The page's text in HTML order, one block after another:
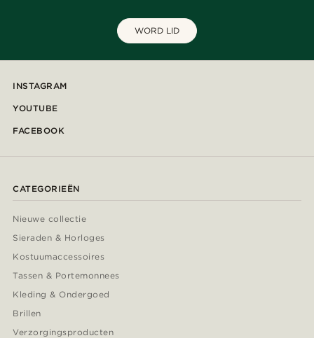
WORD LID
INSTAGRAM
YOUTUBE
FACEBOOK
CATEGORIEËN
Nieuwe collectie
Sieraden & Horloges
Kostuumaccessoires
Tassen & Portemonnees
Kleding & Ondergoed
Brillen
Verzorgingsproducten